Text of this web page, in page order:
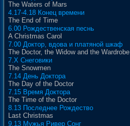
The Waters of Mars
4.17-4.18 Конец времени
The End of Time
6.00 Рождественская песнь
A Christmas Carol
7.00 Доктор, вдова и платяной шкаф
The Doctor, the Widow and the Wardrobe
7.X Снеговики
The Snowmen
7.14 День Доктора
The Day of the Doctor
7.15 Время Доктора
The Time of the Doctor
8.13 Последнее Рождество
Last Christmas
9.13 Мужья Ривер Сонг